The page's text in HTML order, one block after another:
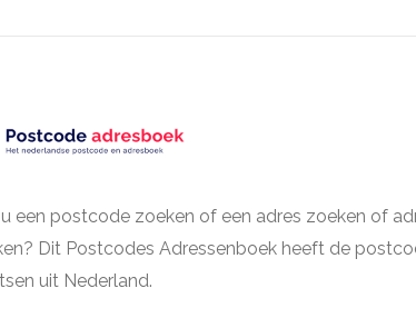
een postcode zoeken of een adres zoeken of
Dit Postcodes Adressenboek heeft de
uit Nederland.